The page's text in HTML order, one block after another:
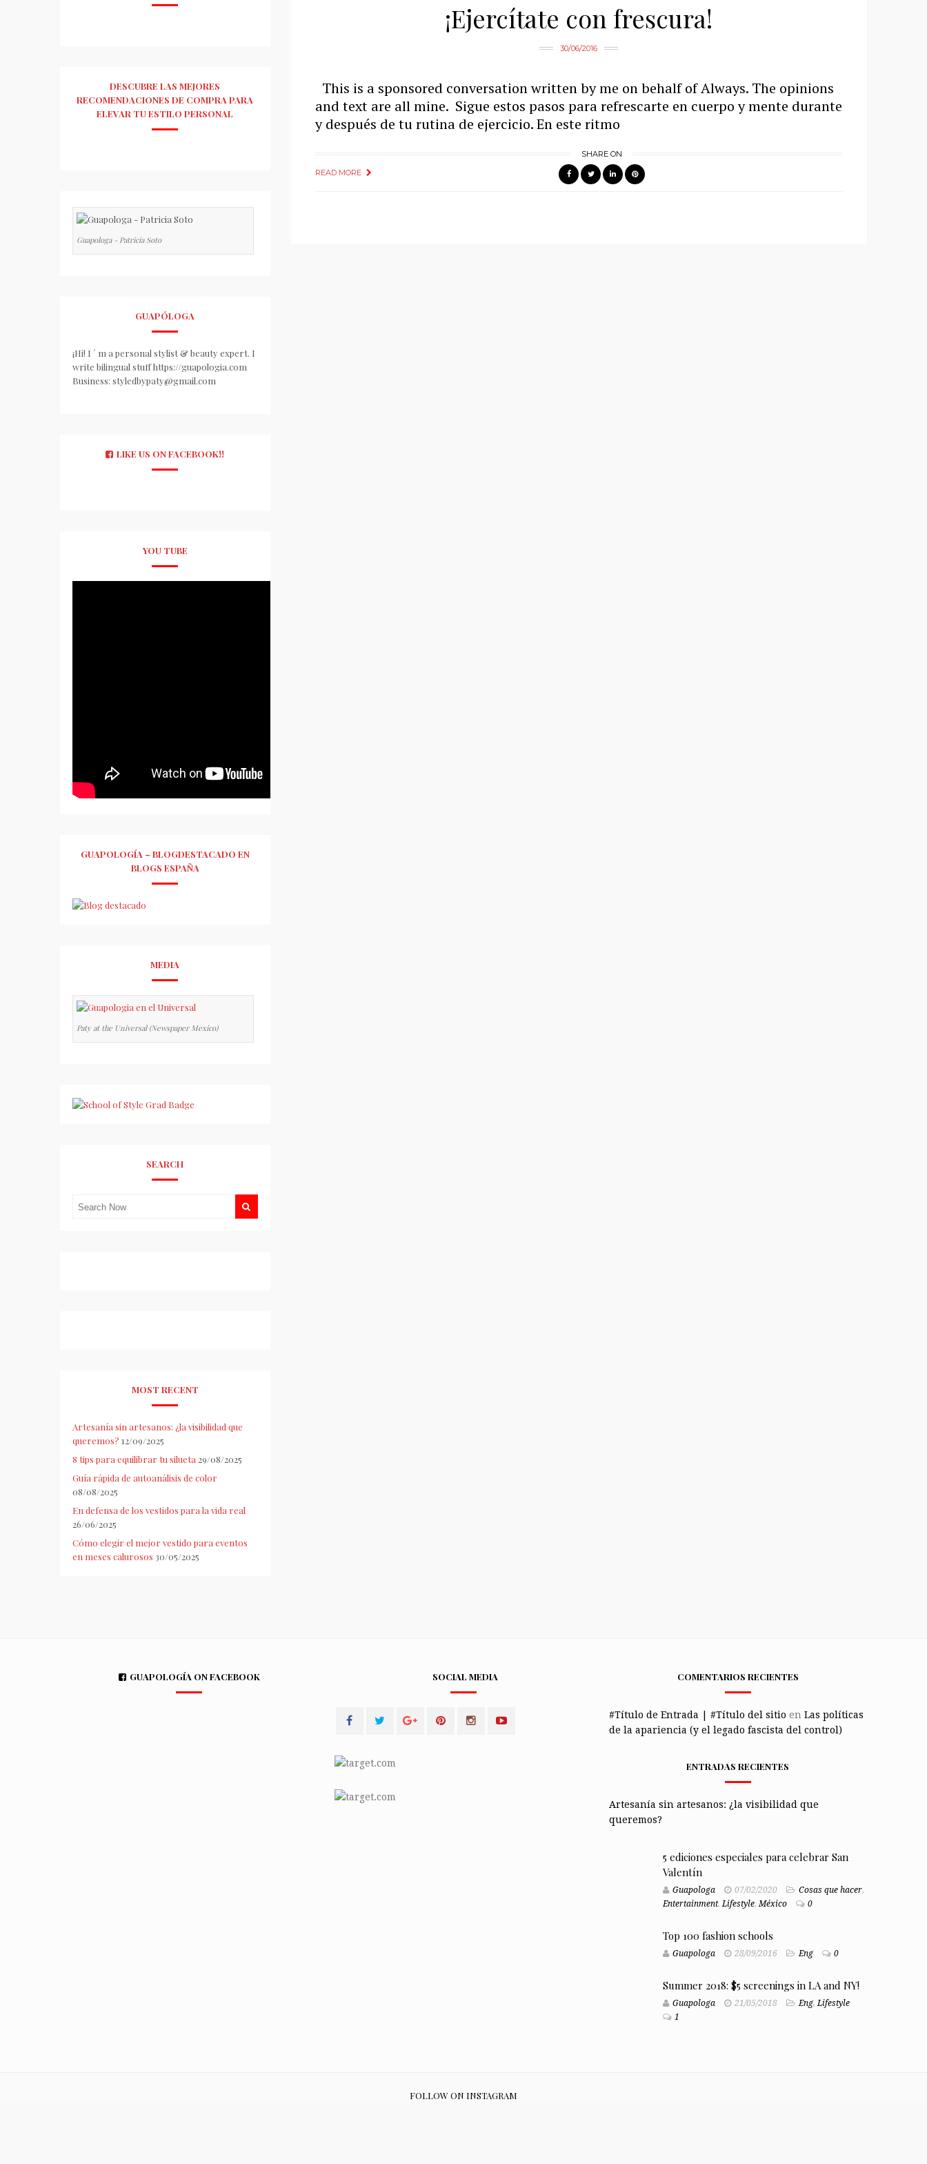
¡Ejercítate con frescura!
30/06/2016
This is a sponsored conversation written by me on behalf of Always. The opinions
and text are all mine. Sigue estos pasos para refrescarte en cuerpo y mente durante
y después de tu rutina de ejercicio. En este ritmo
READ MORE
SHARE ON
DESCUBRE LAS MEJORES
RECOMENDACIONES DE COMPRA PARA
ELEVAR TU ESTILO PERSONAL
Guapologa - Patricia Soto
GUAPÓLOGA
¡Hi! I ´ m a personal stylist & beauty expert. I
write bilingual stuff https://guapologia.com
Business: styledbypaty@gmail.com
LIKE US ON FACEBOOK!!
YOU TUBE
GUAPOLOGÍA – BLOGDESTACADO EN
BLOGS ESPAÑA
MEDIA
Paty at the Universal (Newspaper Mexico)
SEARCH
MOST RECENT
Artesanía sin artesanos: ¿la visibilidad que
queremos? 12/09/2025
8 tips para equilibrar tu silueta 29/08/2025
Guía rápida de autoanálisis de color
08/08/2025
En defensa de los vestidos para la vida real
26/06/2025
Cómo elegir el mejor vestido para eventos
en meses calurosos 30/05/2025
GUAPOLOGÍA ON FACEBOOK SOCIAL MEDIA COMENTARIOS RECIENTES
#Título de Entrada | #Título del sitio en Las políticas
de la apariencia (y el legado fascista del control)
ENTRADAS RECIENTES
Artesanía sin artesanos: ¿la visibilidad que
queremos?
5 ediciones especiales para celebrar San
Valentín
Guapologa 07/02/2020 Cosas que hacer,
Entertainment,Lifestyle,México 0
Top 100 fashion schools
Guapologa 28/09/2016 Eng 0
Summer 2018: $5 screenings in LA and NY!
Guapologa 21/05/2018 Eng,Lifestyle
1
FOLLOW ON INSTAGRAM